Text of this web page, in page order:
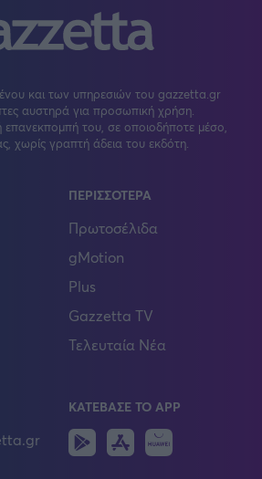
και των υπηρεσιών του gazzetta.gr
αυστηρά για προσωπική χρήση.
του, σε οποιοδήποτε μέσο,
χωρίς γραπτή άδεια του εκδότη.
ΠΕΡΙΣΣΟΤΕΡΑ
Πρωτοσέλιδα
gMotion
Plus
Gazzetta TV
Τελευταία Νέα
ΚΑΤΕΒΑΣΕ ΤΟ APP
Android
IOS